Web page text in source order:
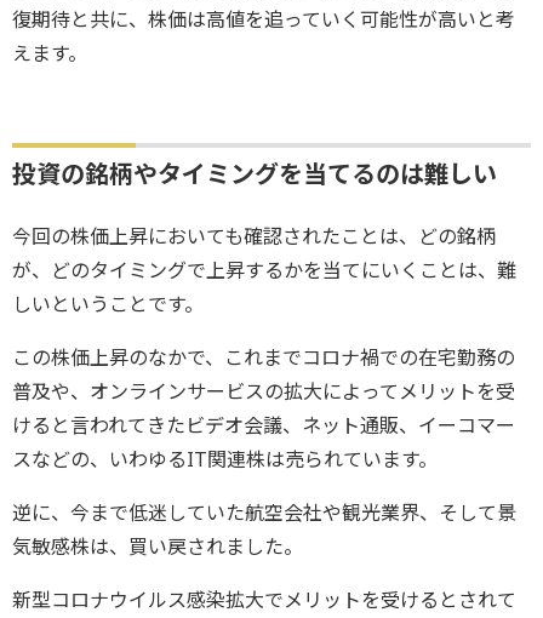
復期待と共に、株価は高値を追っていく可能性が高いと考
えます。
投資の銘柄やタイミングを当てるのは難しい
今回の株価上昇においても確認されたことは、どの銘柄
が、どのタイミングで上昇するかを当てにいくことは、難
しいということです。
この株価上昇のなかで、これまでコロナ禍での在宅勤務の
普及や、オンラインサービスの拡大によってメリットを受
けると言われてきたビデオ会議、ネット通販、イーコマー
スなどの、いわゆるIT関連株は売られています。
逆に、今まで低迷していた航空会社や観光業界、そして景
気敏感株は、買い戻されました。
新型コロナウイルス感染拡大でメリットを受けるとされて